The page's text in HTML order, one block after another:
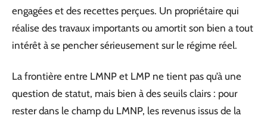
engagées et des recettes perçues. Un propriétaire qui
réalise des travaux importants ou amortit son bien a tout
intérêt à se pencher sérieusement sur le régime réel.
La frontière entre LMNP et LMP ne tient pas qu’à une
question de statut, mais bien à des seuils clairs : pour
rester dans le champ du LMNP, les revenus issus de la